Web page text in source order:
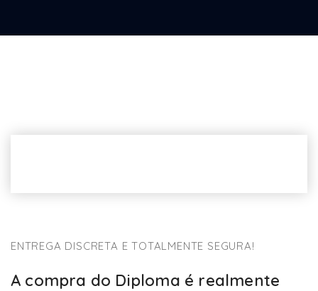
ENTREGA DISCRETA E TOTALMENTE SEGURA!
A compra do Diploma é realmente